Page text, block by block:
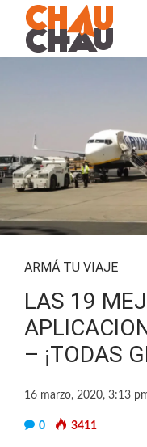
ARMÁ TU VIAJE
LAS 19
– ¡TODAS
16 marzo, 2020, 3:13
0 3411